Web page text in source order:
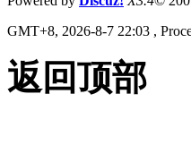
GMT+8, 2026-8-7 22:03 ,
返回顶部